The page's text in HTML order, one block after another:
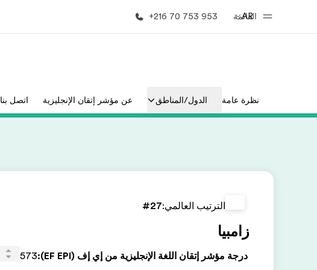
القائمة
AR
+216 70 753 953
أهلا بكم في إي أف شاهد كل ما نقوم به
نظرة عامة الدول/المناطق عن مؤشر إتقان الإنجليزية اتصل بنا
الترتيب العالمي:#27
زامبيا
درجة مؤشر إتقان اللغة الإنجليزية من إي إف (EF EPI) :
573